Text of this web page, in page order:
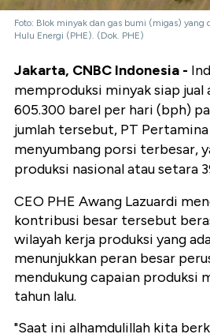
Foto: Blok minyak dan gas bumi (migas) yang
Hulu Energi (PHE). (Dok. PHE)
Jakarta, CNBC Indonesia -
memproduksi minyak siap
605.300 barel per hari (bph)
jumlah tersebut, PT
menyumbang porsi terbesar,
produksi nasional atau setara
CEO PHE Awang Lazuardi
kontribusi besar tersebut
wilayah kerja produksi yang
menunjukkan peran besar
mendukung capaian produksi
tahun lalu.
"Saat ini alhamdulillah kita